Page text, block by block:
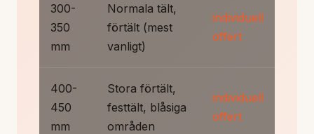
300-
350
mm
Normala tält,
förtält (mest
vanligt)
individuell
offert
400-
450
mm
Stora förtält,
festtält, blåsiga
områden
individuell
offert